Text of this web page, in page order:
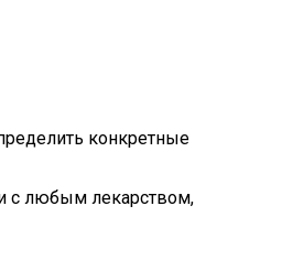
конкретные
с любым лекарством,